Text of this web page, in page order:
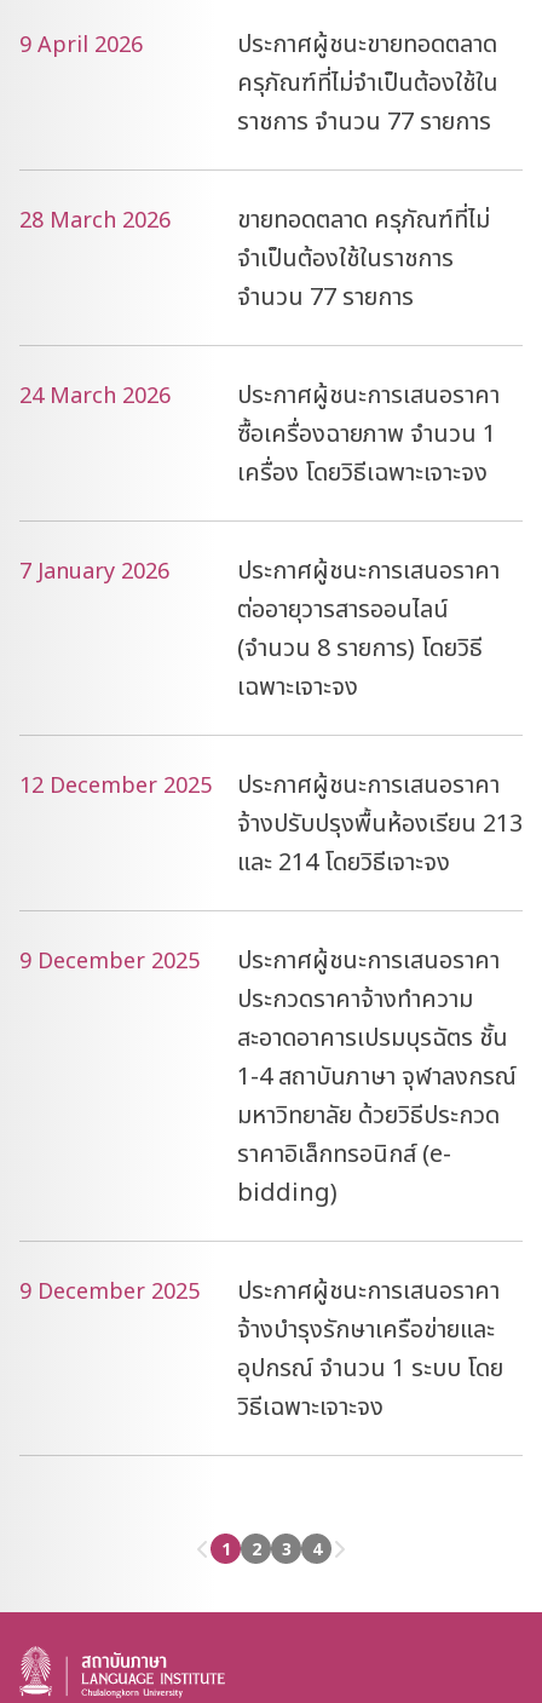
9 April 2026
ประกาศผู้ชนะขายทอดตลาด
ครุภัณฑ์ที่ไม่จำเป็นต้องใช้ใน
ราชการ จำนวน 77 รายการ
28 March 2026
ขายทอดตลาด ครุภัณฑ์ที่ไม่
จำเป็นต้องใช้ในราชการ
จำนวน 77 รายการ
24 March 2026
ประกาศผู้ชนะการเสนอราคา
ซื้อเครื่องฉายภาพ จำนวน 1
เครื่อง โดยวิธีเฉพาะเจาะจง
7 January 2026
ประกาศผู้ชนะการเสนอราคา
ต่ออายุวารสารออนไลน์
(จำนวน 8 รายการ) โดยวิธี
เฉพาะเจาะจง
12 December 2025
ประกาศผู้ชนะการเสนอราคา
จ้างปรับปรุงพื้นห้องเรียน 213
และ 214 โดยวิธีเจาะจง
9 December 2025
ประกาศผู้ชนะการเสนอราคา
ประกวดราคาจ้างทำความ
สะอาดอาคารเปรมบุรฉัตร ชั้น
1-4 สถาบันภาษา จุฬาลงกรณ์
มหาวิทยาลัย ด้วยวิธีประกวด
ราคาอิเล็กทรอนิกส์ (e-
bidding)
9 December 2025
ประกาศผู้ชนะการเสนอราคา
จ้างบำรุงรักษาเครือข่ายและ
อุปกรณ์ จำนวน 1 ระบบ โดย
วิธีเฉพาะเจาะจง
1 2 3 4